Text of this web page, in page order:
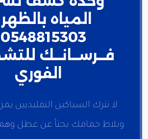
المياه
فــرســانــك
الفوري
لا تترك السباكين التقليديين
وبلاط حمامك بحثاً عن عطل